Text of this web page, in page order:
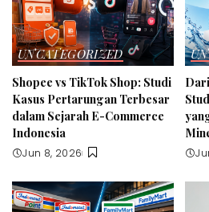
UNCATEGORIZED
Shopee vs TikTok Shop: Studi
Kasus Pertarungan Terbesar
dalam Sejarah E-Commerce
Indonesia
Jun 8, 2026